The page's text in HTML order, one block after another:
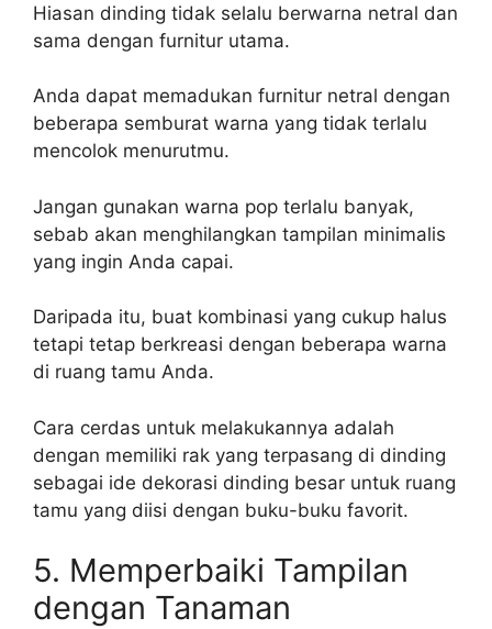
Hiasan dinding tidak selalu berwarna netral dan
sama dengan furnitur utama.
Anda dapat memadukan furnitur netral dengan
beberapa semburat warna yang tidak terlalu
mencolok menurutmu.
Jangan gunakan warna pop terlalu banyak,
sebab akan menghilangkan tampilan minimalis
yang ingin Anda capai.
Daripada itu, buat kombinasi yang cukup halus
tetapi tetap berkreasi dengan beberapa warna
di ruang tamu Anda.
Cara cerdas untuk melakukannya adalah
dengan memiliki rak yang terpasang di dinding
sebagai ide dekorasi dinding besar untuk ruang
tamu yang diisi dengan buku-buku favorit.
5. Memperbaiki Tampilan
dengan Tanaman